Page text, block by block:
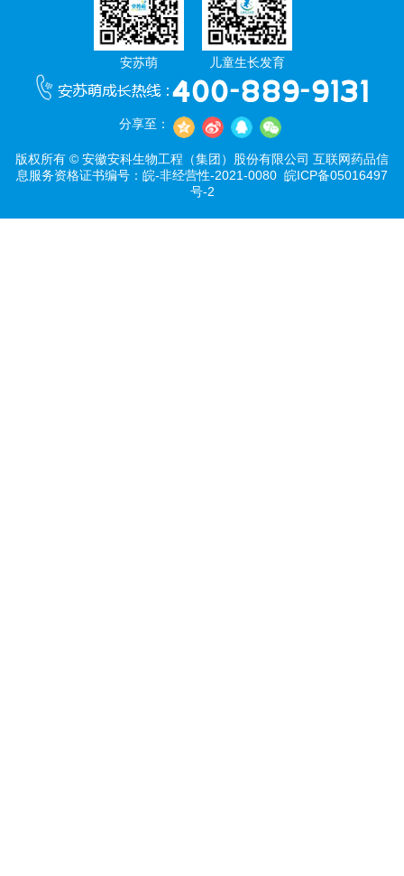
安苏萌 儿童生长发育
分享至：
版权所有 © 安徽安科生物工程（集团）股份有限公司 互联网药品信
息服务资格证书编号：皖-非经营性-2021-0080 皖ICP备05016497
号-2